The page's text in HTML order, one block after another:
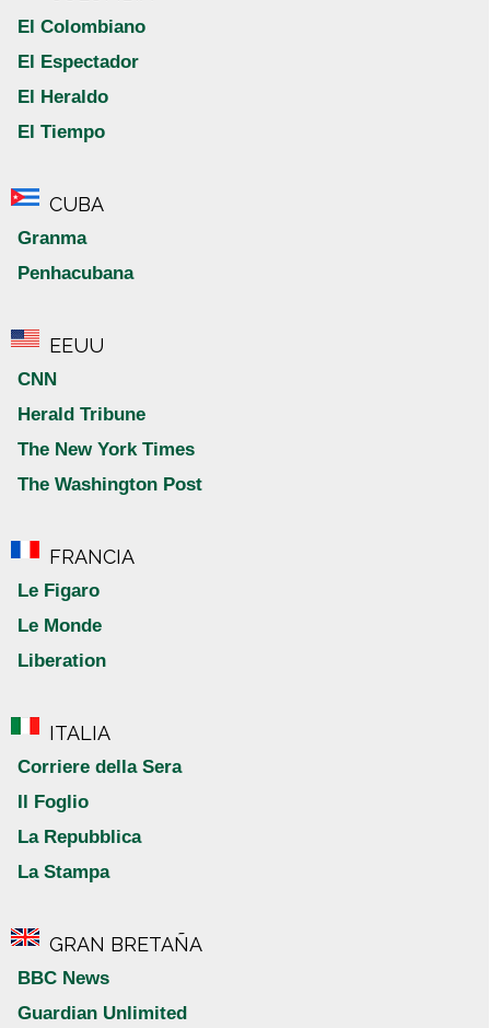
El Colombiano
El Espectador
El Heraldo
El Tiempo
CUBA
Granma
Penhacubana
EEUU
CNN
Herald Tribune
The New York Times
The Washington Post
FRANCIA
Le Figaro
Le Monde
Liberation
ITALIA
Corriere della Sera
Il Foglio
La Repubblica
La Stampa
GRAN BRETAÑA
BBC News
Guardian Unlimited